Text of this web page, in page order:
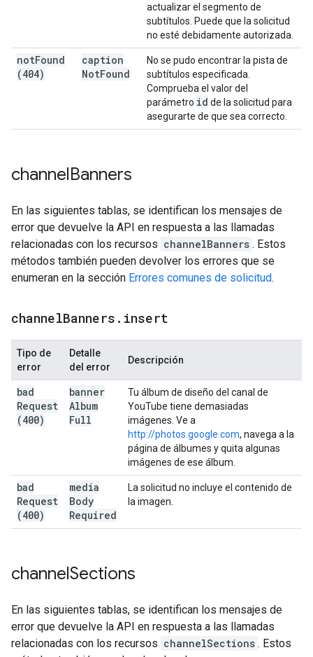
actualizar el segmento de
subtítulos. Puede que la solicitud
no esté debidamente autorizada.
notFound
(404)
caption
NotFound
No se pudo encontrar la pista de
subtítulos especificada.
Comprueba el valor del
parámetro id de la solicitud para
asegurarte de que sea correcto.
channelBanners
En las siguientes tablas, se identifican los mensajes de
error que devuelve la API en respuesta a las llamadas
relacionadas con los recursos channelBanners . Estos
métodos también pueden devolver los errores que se
enumeran en la sección Errores comunes de solicitud.
channelBanners . insert
Tipo de
error
Detalle
del error
Descripción
bad
Request
(400)
banner
Album
Full
Tu álbum de diseño del canal de
YouTube tiene demasiadas
imágenes. Ve a
http://photos.google.com, navega a la
página de álbumes y quita algunas
imágenes de ese álbum.
bad
Request
(400)
media
Body
Required
La solicitud no incluye el contenido de
la imagen.
channelSections
En las siguientes tablas, se identifican los mensajes de
error que devuelve la API en respuesta a las llamadas
relacionadas con los recursos channelSections . Estos